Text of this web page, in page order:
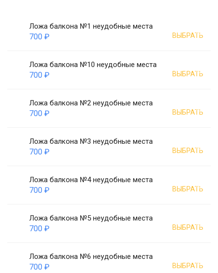
Ложа балкона №1 неудобные места
700 ₽ ВЫБРАТЬ
Ложа балкона №10 неудобные места
700 ₽ ВЫБРАТЬ
Ложа балкона №2 неудобные места
700 ₽ ВЫБРАТЬ
Ложа балкона №3 неудобные места
700 ₽ ВЫБРАТЬ
Ложа балкона №4 неудобные места
700 ₽ ВЫБРАТЬ
Ложа балкона №5 неудобные места
700 ₽ ВЫБРАТЬ
Ложа балкона №6 неудобные места
700 ₽ ВЫБРАТЬ